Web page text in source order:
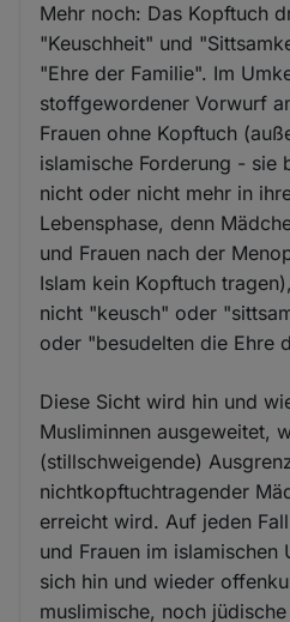
Mehr noch: Das Kopftuch
"Keuschheit" und
"Ehre der Familie". Im
stoffgewordener Vorwurf
Frauen ohne Kopftuch
islamische Forderung - sie
nicht oder nicht mehr in
Lebensphase, denn
und Frauen nach der
Islam kein Kopftuch
nicht "keusch" oder
oder "besudelten die Ehre
Diese Sicht wird hin und
Musliminnen ausgeweitet,
(stillschweigende)
nichtkopftuchtragender
erreicht wird. Auf jeden
und Frauen im
sich hin und wieder
muslimische, noch